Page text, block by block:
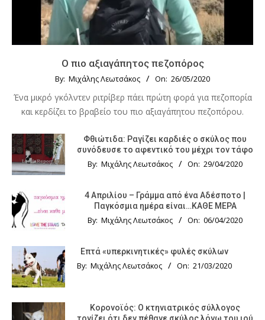
Ο πιο αξιαγάπητος πεζοπόρος
By: Μιχάλης Λεωτσάκος On: 26/05/2020
Ένα μικρό γκόλντεν ριτρίβερ πάει πρώτη φορά για πεζοπορία
και κερδίζει το βραβείο του πιο αξιαγάπητου πεζοπόρου.
Φθιώτιδα: Ραγίζει καρδιές ο σκύλος που
συνόδευσε το αφεντικό του μέχρι τον τάφο
By: Μιχάλης Λεωτσάκος On: 29/04/2020
4 Απριλίου – Γράμμα από ένα Αδέσποτο |
Παγκόσμια ημέρα είναι…ΚΑΘΕ ΜΕΡΑ
By: Μιχάλης Λεωτσάκος On: 06/04/2020
Επτά «υπερκινητικές» φυλές σκύλων
By: Μιχάλης Λεωτσάκος On: 21/03/2020
Κορονοϊός: Ο κτηνιατρικός σύλλογος